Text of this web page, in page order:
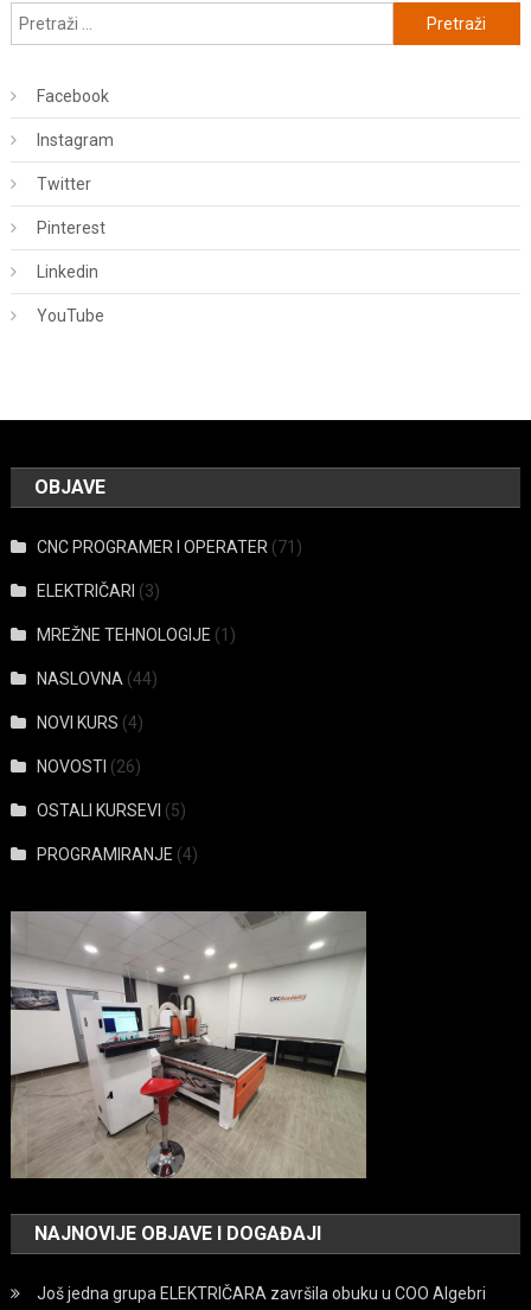
Pretraži:
Facebook
Instagram
Twitter
Pinterest
Linkedin
YouTube
OBJAVE
CNC PROGRAMER I OPERATER (71)
ELEKTRIČARI (3)
MREŽNE TEHNOLOGIJE (1)
NASLOVNA (44)
NOVI KURS (4)
NOVOSTI (26)
OSTALI KURSEVI (5)
PROGRAMIRANJE (4)
NAJNOVIJE OBJAVE I DOGAĐAJI
Još jedna grupa ELEKTRIČARA završila obuku u COO Algebri